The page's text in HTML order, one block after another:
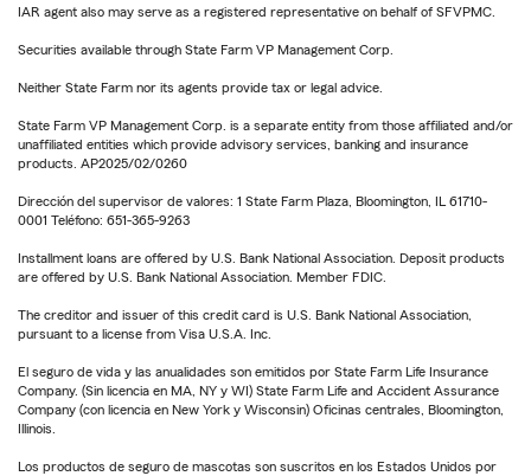
IAR agent also may serve as a registered representative on behalf of SFVPMC.
Securities available through State Farm VP Management Corp.
Neither State Farm nor its agents provide tax or legal advice.
State Farm VP Management Corp. is a separate entity from those affiliated and/or
unaffiliated entities which provide advisory services, banking and insurance
products. AP2025/02/0260
Dirección del supervisor de valores: 1 State Farm Plaza, Bloomington, IL 61710-
0001 Teléfono: 651-365-9263
Installment loans are offered by U.S. Bank National Association. Deposit products
are offered by U.S. Bank National Association. Member FDIC.
The creditor and issuer of this credit card is U.S. Bank National Association,
pursuant to a license from Visa U.S.A. Inc.
El seguro de vida y las anualidades son emitidos por State Farm Life Insurance
Company. (Sin licencia en MA, NY y WI) State Farm Life and Accident Assurance
Company (con licencia en New York y Wisconsin) Oficinas centrales, Bloomington,
Illinois.
Los productos de seguro de mascotas son suscritos en los Estados Unidos por